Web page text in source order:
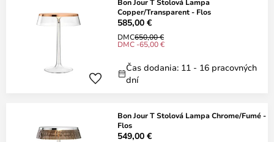
Copper/Transparent - Flos
585,00 €
DMC650,00 €
DMC -65,00 €
Čas dodania: 11 - 16 pracovných
dní
Bon Jour T Stolová Lampa Chrome/Fumé -
Flos
549,00 €